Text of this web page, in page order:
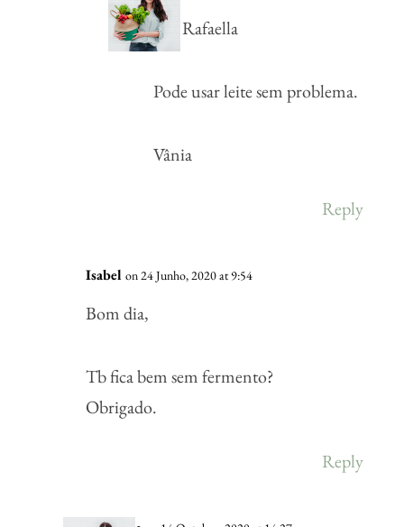
Olá Rafaella
Pode usar leite sem problema.
Vânia
Reply
Isabel on 24 Junho, 2020 at 9:54
Bom dia,
Tb fica bem sem fermento?
Obrigado.
Reply